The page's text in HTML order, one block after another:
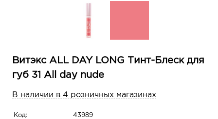
Витэкс ALL DAY LONG Тинт-Блеск для
губ 31 All day nude
В наличии в 4 розничных магазинах
Код: 43989